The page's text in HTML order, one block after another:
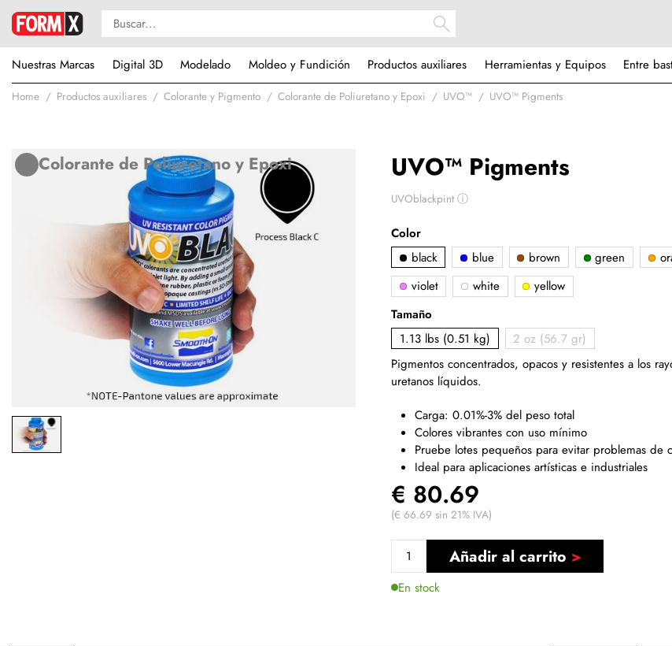
Nuestras Marcas
Digital 3D Modelado Moldeo y Fundición Productos auxiliares Herramientas y Equipos Entre
Home Productos auxiliares Colorante y Pigmento Colorante de Poliuretano y Epoxi UVO™ UVO™ Pigments
UVO™ Pigments
UVOblackpintⓘ
Colorante de Poliuretano y Epoxi
Color
black
blue brown green
violet
white
yellow
Tamaño
1.13 lbs (0.51 kg)
2 oz (56.7 gr)
Pigmentos concentrados, opacos y resistentes a los
uretanos líquidos.
Carga: 0.01%-3% del peso total
Colores vibrantes con uso mínimo
Pruebe lotes pequeños para evitar problemas de
Ideal para aplicaciones artísticas e industriales
€ 80.69
(€ 66.69 sin 21% IVA)
Añadir al carrito
En stock